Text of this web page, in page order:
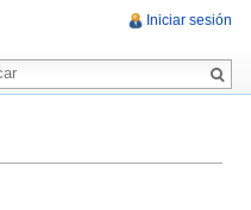
Iniciar sesión